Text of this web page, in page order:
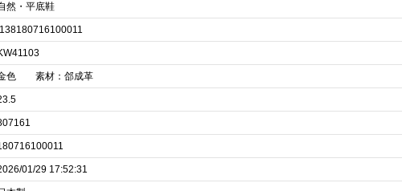
然・平底鞋
色 素材：郃成革
01/29 17:52:31